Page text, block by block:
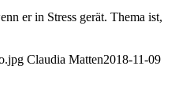
er in Stress gerät. Thema ist,
Claudia Matten2018-11-09